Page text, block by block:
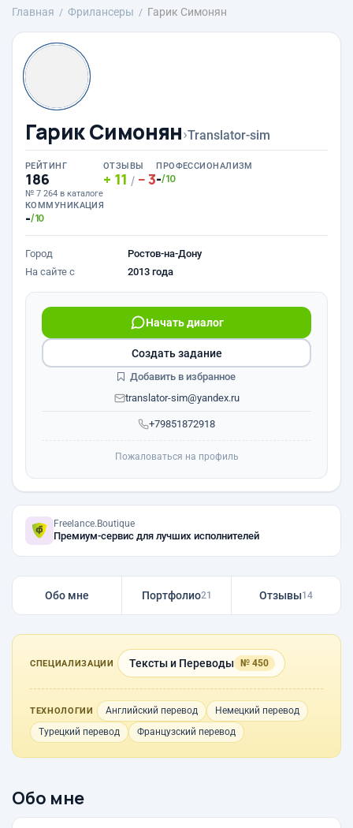
Главная Фрилансеры Гарик Симонян
Гарик Симонян›Translator-sim
РЕЙТИНГ
186
№ 7 264 в каталоге
ОТЗЫВЫ
11 / 3
ПРОФЕССИОНАЛИЗМ
-/10
КОММУНИКАЦИЯ
-/10
Город
Ростов-на-Дону
На сайте с
2013 года
+79851872918
Начать диалог
translator-sim@yandex.ru
Создать задание
Добавить в избранное
Пожаловаться на профиль
Freelance.Boutique
Премиум-сервис для лучших исполнителей
Обо мне Портфолио21 Отзывы14
СПЕЦИАЛИЗАЦИИ Тексты и Переводы № 450
ТЕХНОЛОГИИ Английский перевод
Немецкий перевод
Турецкий перевод
Французский перевод
Обо мне